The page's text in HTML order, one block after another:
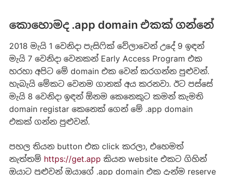
කොහොමද .app domain එකක් ගන්නේ
2018 මැයි 1 වෙනිදා පැසිෆික් වේලාවෙන් උදේ 9 ඉඳන්
මැයි 7 වෙනිදා වෙනකන් Early Access Program එක
හරහා අපිට මේ domain එක වෙන් කරගන්න පුළුවන්.
හැබැයි මේකට වෙනම ගානක් අය කරනවා. ඊට පස්සේ
මැයි 8 වෙනිදා ඉඳන් ඕනම කෙනෙකුට කමන් කැමති
domain registar කෙනෙක් ගෙන් මේ .app domain
එකක් ගන්න පුළුවන්.
පහල තියන button එක click කරලා, එහෙමත්
නැත්තම් https://get.app කියන website එකට ගිහින්
ඔයාට පුළුවන් ඔයාගේ .app domain එක දැන්ම reserve